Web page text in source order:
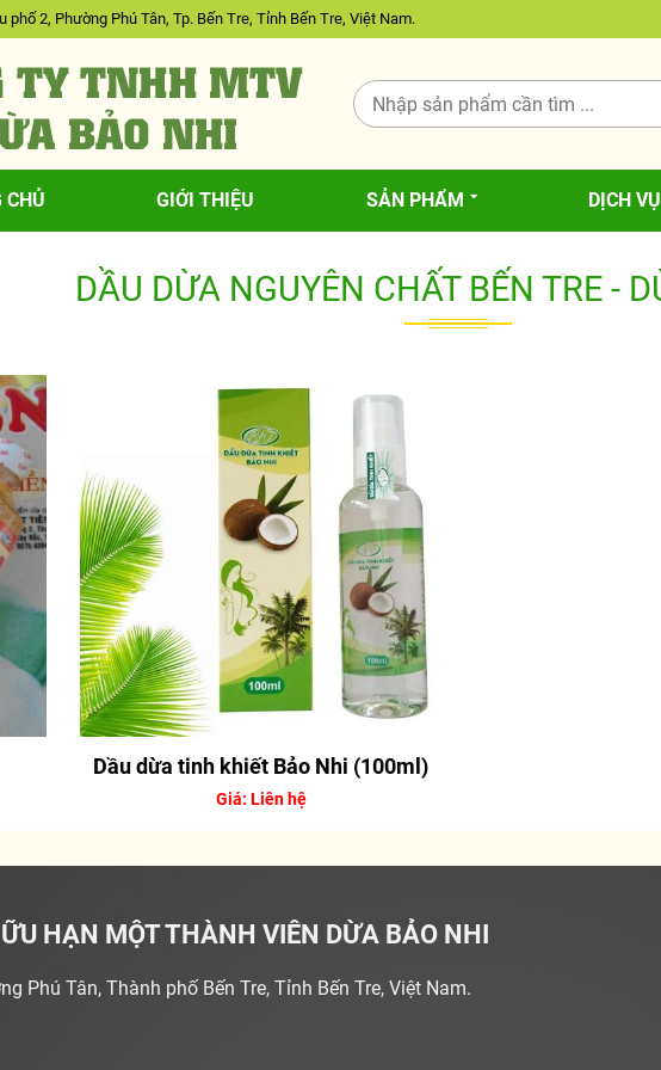
phố 2, Phường Phú Tân, Tp. Bến Tre, Tỉnh Bến Tre, Việt Nam.
CHỦ GIỚI THIỆU SẢN PHẨM DỊCH VỤ
DẦU DỪA NGUYÊN CHẤT BẾN TRE -
Dầu dừa tinh khiết Bảo Nhi (100ml)
Giá: Liên hệ
HẠN MỘT THÀNH VIÊN DỪA BẢO NHI
Phú Tân, Thành phố Bến Tre, Tỉnh Bến Tre, Việt Nam.